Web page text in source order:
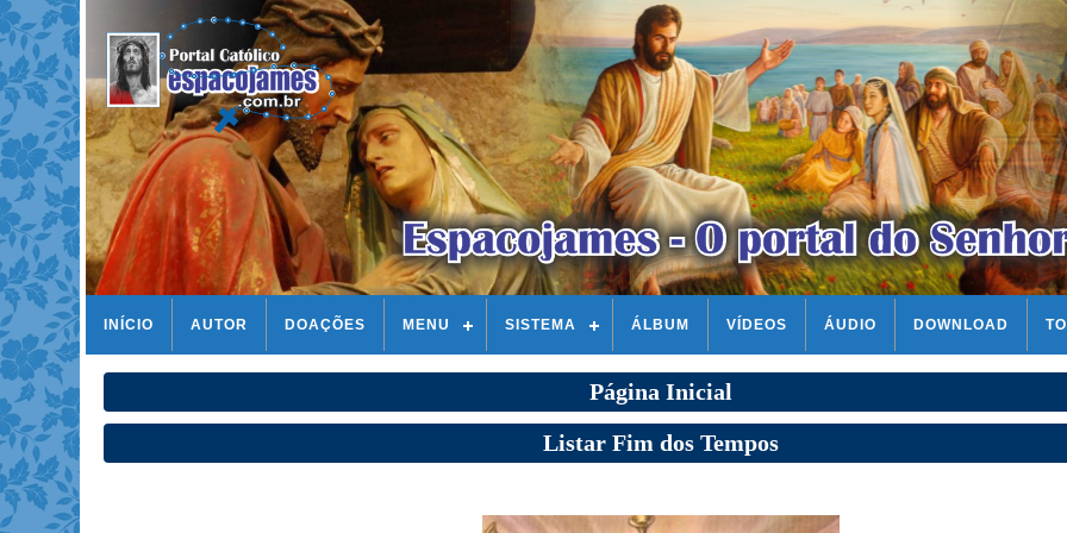
INÍCIO AUTOR DOAÇÕES MENU SISTEMA ÁLBUM VÍDEOS ÁUDIO DOWNLOAD
Página Inicial
Listar Fim dos Tempos